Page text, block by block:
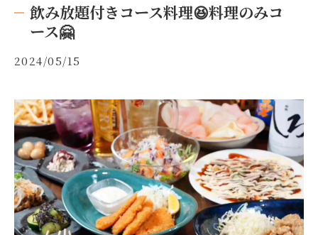
飲み放題付きコース料理😆料理のみコ
ース🤗
2024/05/15